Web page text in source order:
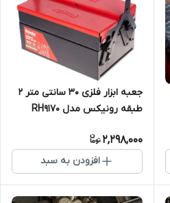
جعبه ابزار فلزی 30 سانتی متر 2
طبقه رونیکس مدل RH9170
2,298,000
افزودن به سبد